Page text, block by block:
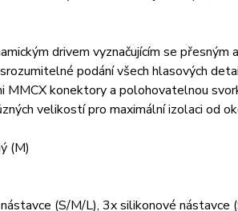
drivem vyznačujícím se přesným
podání všech hlasových
konektory a polohovatelnou
velikostí pro maximální izolaci od
(M)
(S/M/L), 3x silikonové nástavce